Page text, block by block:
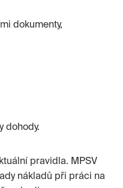
dokumenty,
dohody.
pravidla. MPSV
nákladů při práci na